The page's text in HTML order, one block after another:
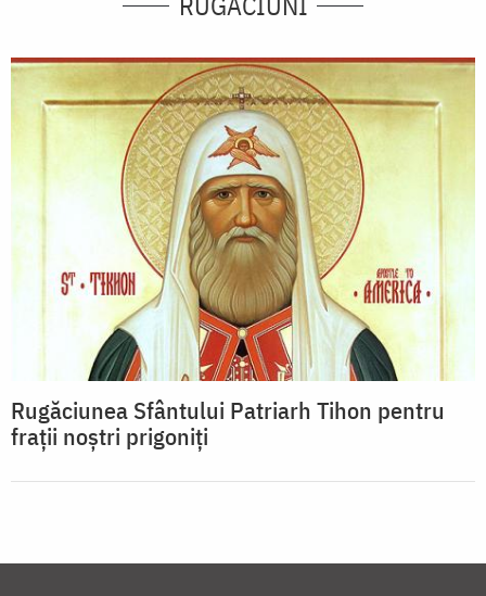
Rugăciunea Sfântului Patriarh Tihon pentru
fraţii noştri prigoniţi